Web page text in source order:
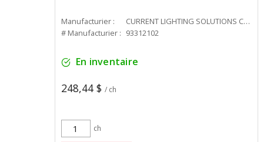
Manufacturier :
CURRENT LIGHTING SOLUTIONS CAN
# Manufacturier : 93312102
En inventaire
248,44 $ / ch
ch